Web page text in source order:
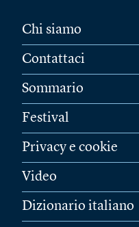
Chi siamo
Contattaci
Sommario
Festival
Privacy e cookie
Video
Dizionario italiano